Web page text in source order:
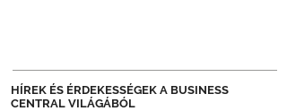
HÍREK ÉS ÉRDEKESSÉGEK A BUSINESS
CENTRAL VILÁGÁBÓL